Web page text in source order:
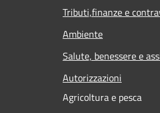
Tributi,finanze e
Ambiente
Salute, benessere e
Autorizzazioni
Agricoltura e pesca